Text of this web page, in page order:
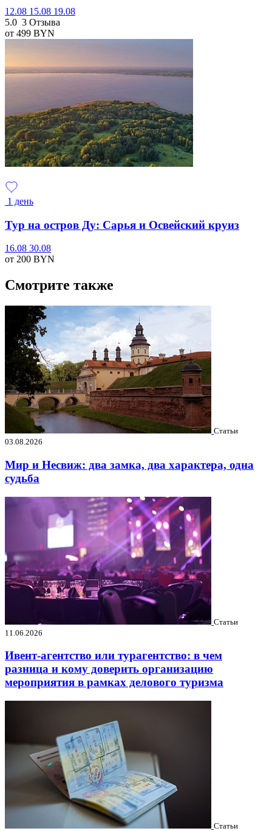
12.08 15.08 19.08
5.0 3 Отзыва
от 499 BYN
1 день
Тур на остров Ду: Сарья и Освейский круиз
16.08 30.08
от 200 BYN
Смотрите также
Статьи
03.08.2026
Мир и Несвиж: два замка, два характера, одна
судьба
Статьи
11.06.2026
Ивент-агентство или турагентство: в чем
разница и кому доверить организацию
мероприятия в рамках делового туризма
Статьи